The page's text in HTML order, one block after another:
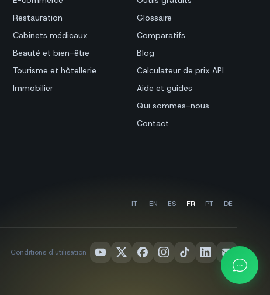
Restauration
Cabinets médicaux
Beauté et bien-être
Tourisme et hôtellerie
Immobilier
Glossaire
Comparatifs
Blog
Calculateur de prix API
Aide et guides
Qui sommes-nous
Contact
IT EN ES FR PT DE
· Conditions d'utilisation